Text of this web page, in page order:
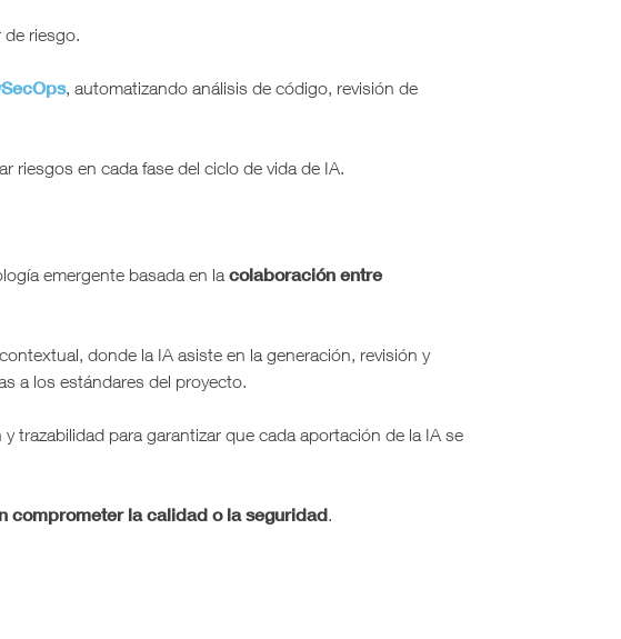
riesgo.
, automatizando análisis de código, revisión de
riesgos en cada fase del ciclo de vida de IA.
emergente basada en la colaboración entre
donde la IA asiste en la generación, revisión y
a los estándares del proyecto.
trazabilidad para garantizar que cada aportación de la IA se
comprometer la calidad o la seguridad.